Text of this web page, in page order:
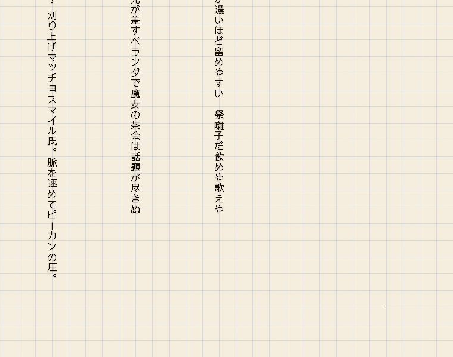
かんざしは影が濃いほど留めやすい 祭囃子だ飲めや歌えや
伸びやかに陽光が差すベランダで魔女の茶会は話題が尽きぬ
ビットコイン！ 刈り上げマッチョスマイル氏。脈を速めてピーカンの圧。